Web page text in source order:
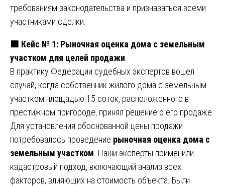
требованиям законодательства и признаваться всеми
участниками сделки.
🟧 Кейс № 1: Рыночная оценка дома с земельным
участком для целей продажи
В практику Федерации судебных экспертов вошел
случай, когда собственник жилого дома с земельным
участком площадью 15 соток, расположенного в
престижном пригороде, принял решение о его продаже.
Для установления обоснованной цены продажи
потребовалось проведение рыночная оценка дома с
земельным участком . Наши эксперты применили
кадастровый подход, включающий анализ всех
факторов, влияющих на стоимость объекта. Были